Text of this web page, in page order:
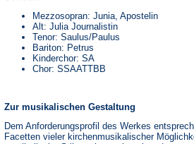
Mezzosopran: Junia, Apostelin
Alt: Julia Journalistin
Tenor: Saulus/Paulus
Bariton: Petrus
Kinderchor: SA
Chor: SSAATTBB
Zur musikalischen Gestaltung
Dem Anforderungsprofil des Werkes
Facetten vieler kirchenmusikalischer